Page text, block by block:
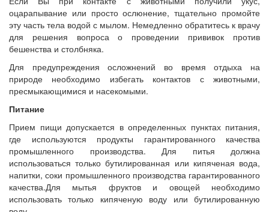
оцарапывание или просто ослюнение, тщательно промойте
эту часть тела водой с мылом. Немедленно обратитесь к врачу
для решения вопроса о проведении прививок против
бешенства и столбняка.
Для предупреждения осложнений во время отдыха на
природе необходимо избегать контактов с животными,
пресмыкающимися и насекомыми.
Питание
Прием пищи допускается в определенных пунктах питания,
где используются продукты гарантированного качества
промышленного производства. Для питья должна
использоваться только бутилированная или кипяченая вода,
напитки, соки промышленного производства гарантированного
качества.Для мытья фруктов и овощей необходимо
использовать только кипяченую воду или бутилированную